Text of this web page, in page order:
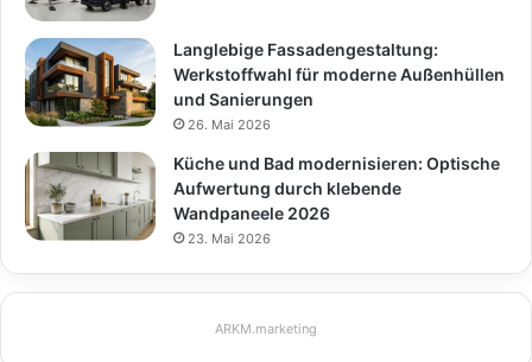
Langlebige Fassadengestaltung:
Werkstoffwahl für moderne Außenhüllen
und Sanierungen
26. Mai 2026
Küche und Bad modernisieren: Optische
Aufwertung durch klebende
Wandpaneele 2026
23. Mai 2026
ARKM.marketing